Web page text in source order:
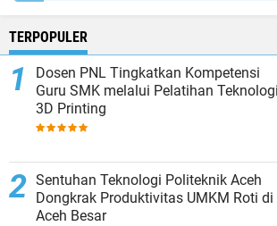
TERPOPULER
Dosen PNL Tingkatkan Kompetensi
Guru SMK melalui Pelatihan Teknologi
3D Printing
Sentuhan Teknologi Politeknik Aceh
Dongkrak Produktivitas UMKM Roti di
Aceh Besar